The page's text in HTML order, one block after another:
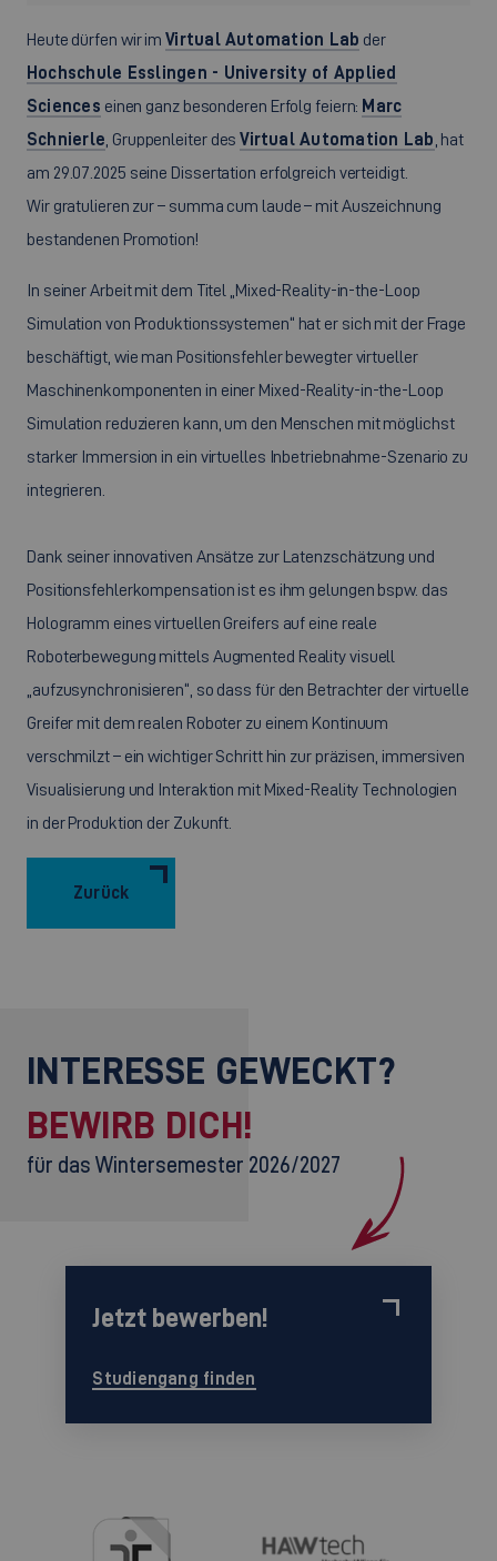
Heute dürfen wir imVirtual Automation Lab der
Hochschule Esslingen - University of Applied
Sciences einen ganz besonderen Erfolg feiern: Marc
Schnierle , Gruppenleiter desVirtual Automation Lab , hat
am 29.07.2025 seine Dissertation erfolgreich verteidigt.
Wir gratulieren zur – summa cum laude – mit Auszeichnung
bestandenen Promotion!
In seiner Arbeit mit dem Titel „Mixed-Reality-in-the-Loop
Simulation von Produktionssystemen“ hat er sich mit der Frage
beschäftigt, wie man Positionsfehler bewegter virtueller
Maschinenkomponenten in einer Mixed-Reality-in-the-Loop
Simulation reduzieren kann, um den Menschen mit möglichst
starker Immersion in ein virtuelles Inbetriebnahme-Szenario zu
integrieren.
Dank seiner innovativen Ansätze zur Latenzschätzung und
Positionsfehlerkompensation ist es ihm gelungen bspw. das
Hologramm eines virtuellen Greifers auf eine reale
Roboterbewegung mittels Augmented Reality visuell
„aufzusynchronisieren“, so dass für den Betrachter der virtuelle
Greifer mit dem realen Roboter zu einem Kontinuum
verschmilzt – ein wichtiger Schritt hin zur präzisen, immersiven
Visualisierung und Interaktion mit Mixed-Reality Technologien
in der Produktion der Zukunft.
Zurück
INTERESSE GEWECKT?
BEWIRB DICH!
für das Wintersemester 2026/2027
Jetzt bewerben!
Studiengang finden